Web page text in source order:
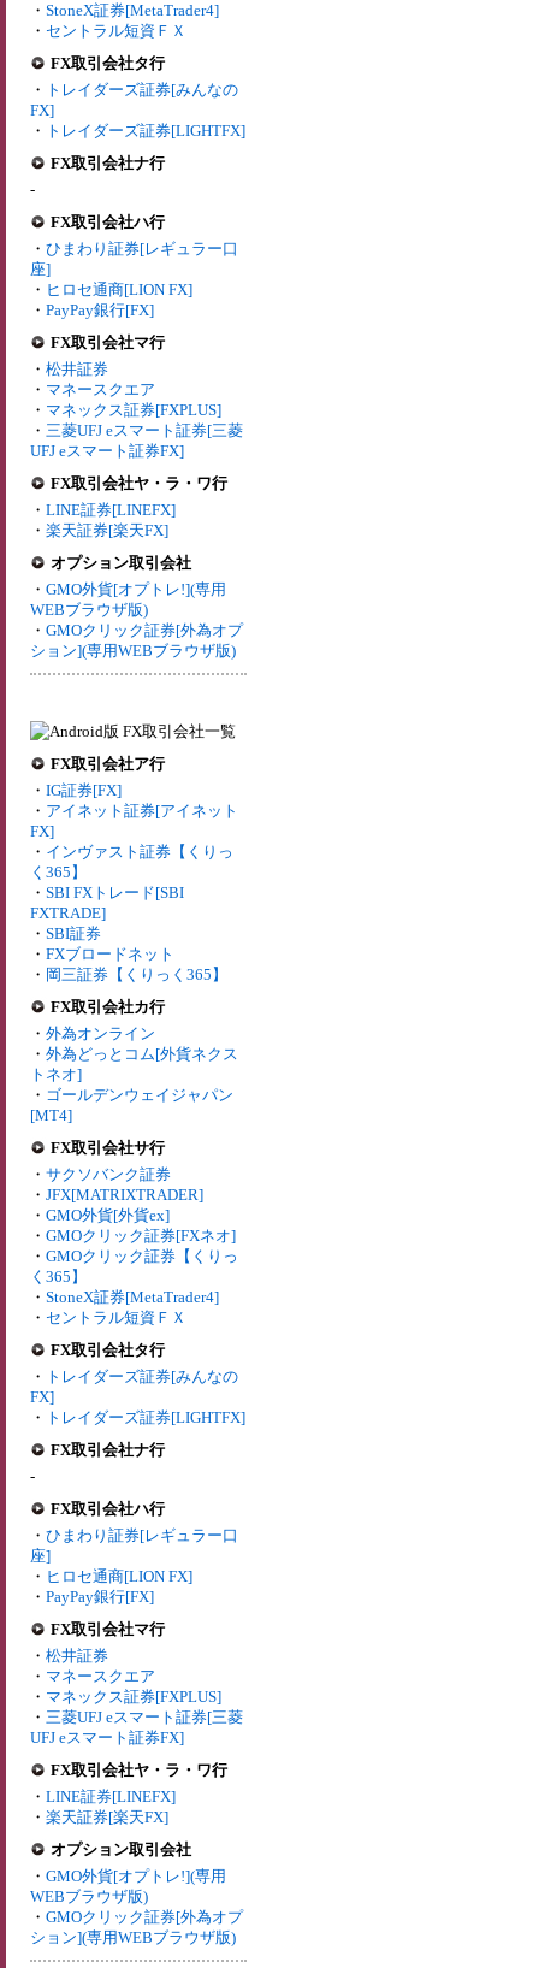
・ StoneX証券[MetaTrader4]
・ セントラル短資ＦＸ
FX取引会社タ行
・ トレイダーズ証券[みんなの
FX]
・ トレイダーズ証券[LIGHTFX]
FX取引会社ナ行
-
FX取引会社ハ行
・ ひまわり証券[レギュラー口
座]
・ ヒロセ通商[LION FX]
・ PayPay銀行[FX]
FX取引会社マ行
・ 松井証券
・ マネースクエア
・ マネックス証券[FXPLUS]
・ 三菱UFJ eスマート証券[三菱
UFJ eスマート証券FX]
FX取引会社ヤ・ラ・ワ行
・ LINE証券[LINEFX]
・ 楽天証券[楽天FX]
オプション取引会社
・ GMO外貨[オプトレ!](専用
WEBブラウザ版)
・ GMOクリック証券[外為オプ
ション](専用WEBブラウザ版)
FX取引会社ア行
・ IG証券[FX]
・ アイネット証券[アイネット
FX]
・ インヴァスト証券【くりっ
く365】
・ SBI FXトレード[SBI
FXTRADE]
・ SBI証券
・ FXブロードネット
・ 岡三証券【くりっく365】
FX取引会社カ行
・ 外為オンライン
・ 外為どっとコム[外貨ネクス
トネオ]
・ ゴールデンウェイジャパン
[MT4]
FX取引会社サ行
・ サクソバンク証券
・ JFX[MATRIXTRADER]
・ GMO外貨[外貨ex]
・ GMOクリック証券[FXネオ]
・ GMOクリック証券【くりっ
く365】
・ StoneX証券[MetaTrader4]
・ セントラル短資ＦＸ
FX取引会社タ行
・ トレイダーズ証券[みんなの
FX]
・ トレイダーズ証券[LIGHTFX]
FX取引会社ナ行
-
FX取引会社ハ行
・ ひまわり証券[レギュラー口
座]
・ ヒロセ通商[LION FX]
・ PayPay銀行[FX]
FX取引会社マ行
・ 松井証券
・ マネースクエア
・ マネックス証券[FXPLUS]
・ 三菱UFJ eスマート証券[三菱
UFJ eスマート証券FX]
FX取引会社ヤ・ラ・ワ行
・ LINE証券[LINEFX]
・ 楽天証券[楽天FX]
オプション取引会社
・ GMO外貨[オプトレ!](専用
WEBブラウザ版)
・ GMOクリック証券[外為オプ
ション](専用WEBブラウザ版)